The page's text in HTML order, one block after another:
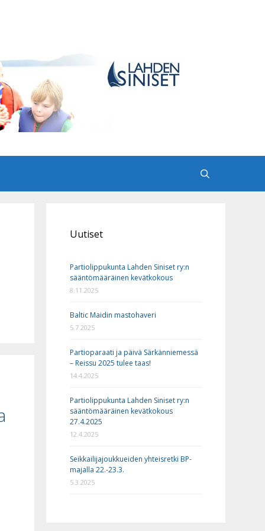
Uutiset
Partiolippukunta Lahden Siniset ry:n
sääntömääräinen kevätkokous
8.11.2025
Baltic Maidin mastohaveri
5.7.2025
Partioparaati ja päivä Särkänniemessä
– Reissu 2025 tulee taas!
14.4.2025
Partiolippukunta Lahden Siniset ry:n
sääntömääräinen kevätkokous
27.4.2025
12.4.2025
Seikkailijajoukkueiden yhteisretki BP-
majalla 22.-23.3.
5.3.2025